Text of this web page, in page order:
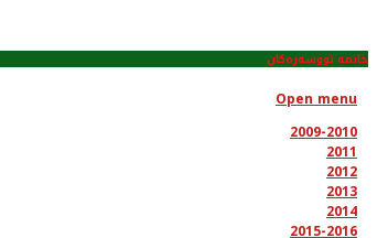
خانمە نووسەرەکان
Open menu
2009-2010
2011
2012
2013
2014
2015-2016